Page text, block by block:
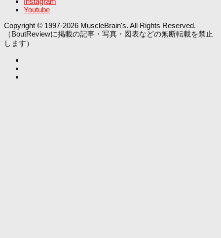
Youtube
Copyright © 1997-2026 MuscleBrain's. All Rights Reserved.
（BoutReviewに掲載の記事・写真・図表などの無断転載を禁止
します）